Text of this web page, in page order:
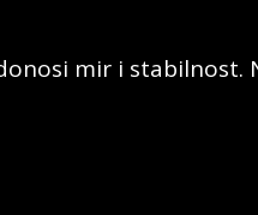
mir i stabilnost.